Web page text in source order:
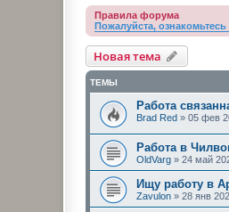
Правила форума
Пожалуйста,
Новая тема
ТЕМЫ
Работа
Brad Red » 05 фев
Работа в
OldVarg » 24 май
Ищу работу в
Zavulon » 28 янв